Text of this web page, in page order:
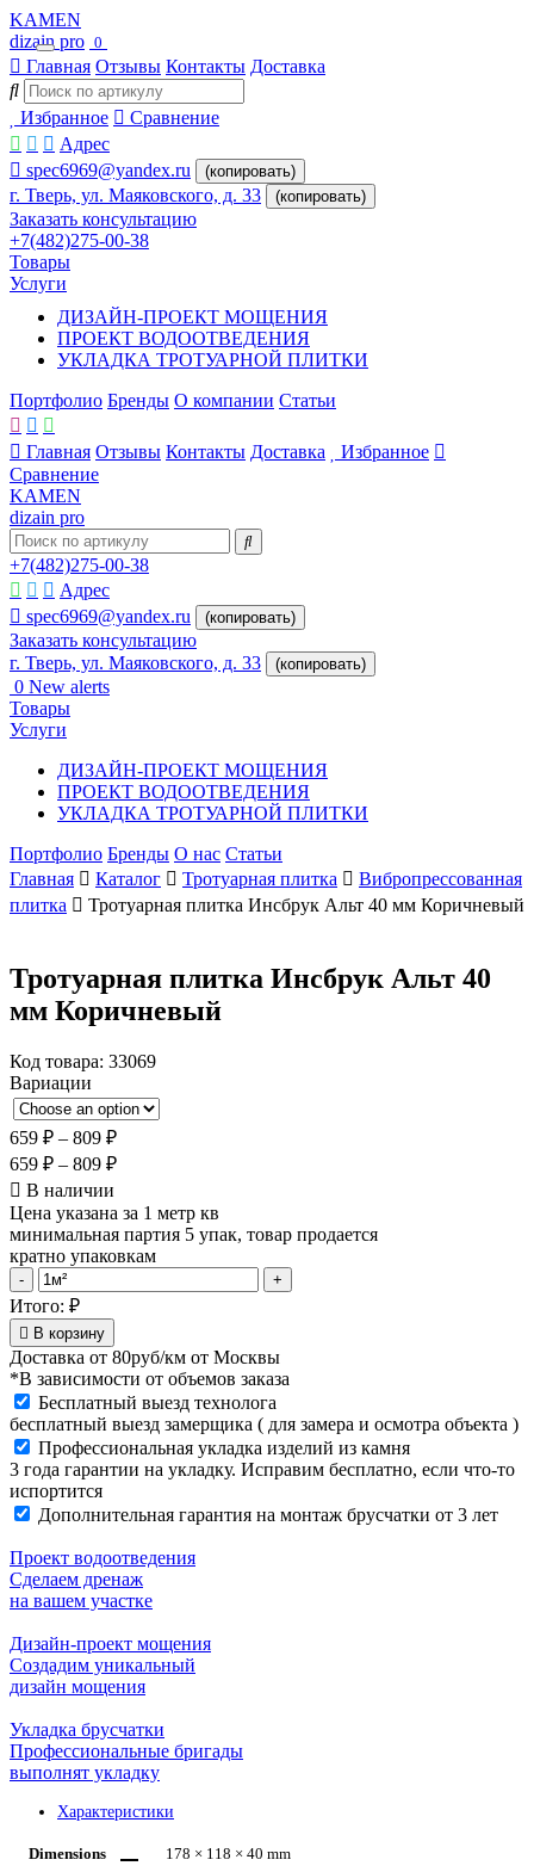
KAMEN
dizain pro 0
Главная Отзывы Контакты Доставка
Избранное
Сравнение
Адрес
spec6969@yandex.ru
(копировать)
г. Тверь, ул. Маяковского, д. 33 (копировать)
Заказать консультацию
+7(482)275-00-38
Товары
Услуги
ДИЗАЙН-ПРОЕКТ МОЩЕНИЯ
ПРОЕКТ ВОДООТВЕДЕНИЯ
УКЛАДКА ТРОТУАРНОЙ ПЛИТКИ
Портфолио Бренды О компании Статьи
Главная Отзывы Контакты Доставка
Избранное
Сравнение
KAMEN
dizain pro
+7(482)275-00-38
Адрес
spec6969@yandex.ru
(копировать)
Заказать консультацию
г. Тверь, ул. Маяковского, д. 33
(копировать)
0 New alerts
Товары
Услуги
ДИЗАЙН-ПРОЕКТ МОЩЕНИЯ
ПРОЕКТ ВОДООТВЕДЕНИЯ
УКЛАДКА ТРОТУАРНОЙ ПЛИТКИ
Портфолио Бренды О нас Статьи
Главная
Каталог Тротуарная плитка
Вибропрессованная
плитка
Тротуарная плитка Инсбрук Альт 40 мм Коричневый
Тротуарная плитка Инсбрук Альт 40
мм Коричневый
Код товара: 33069
Вариации
659 ₽ – 809 ₽
659 ₽ – 809 ₽
В наличии
Цена указана за 1 метр кв
минимальная партия 5 упак, товар продается
кратно упаковкам
Тротуарная
плитка
Инсбрук
Альт
40
мм
Коричневый
quantity
- +
Итого: ₽
В корзину
Доставка от 80руб/км от Москвы
*В зависимости от объемов заказа
Бесплатный выезд технолога
бесплатный выезд замерщика ( для замера и осмотра объекта )
Профессиональная укладка изделий из камня
3 года гарантии на укладку. Исправим бесплатно, если что-то
испортится
Дополнительная гарантия на монтаж брусчатки от 3 лет
Проект водоотведения
Сделаем дренаж
на вашем участке
Дизайн-проект мощения
Создадим уникальный
дизайн мощения
Укладка брусчатки
Профессиональные бригады
выполнят укладку
Характеристики
Dimensions
178 × 118 × 40 mm